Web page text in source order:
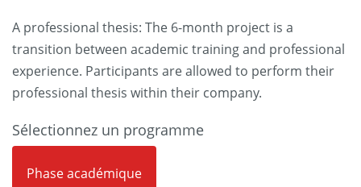
A professional thesis: The 6-month project is a
transition between academic training and professional
experience. Participants are allowed to perform their
professional thesis within their company.
Sélectionnez un programme
Phase académique